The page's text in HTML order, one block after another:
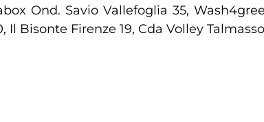
Ond. Savio Vallefoglia 35,
Bisonte Firenze 19, Cda Volley